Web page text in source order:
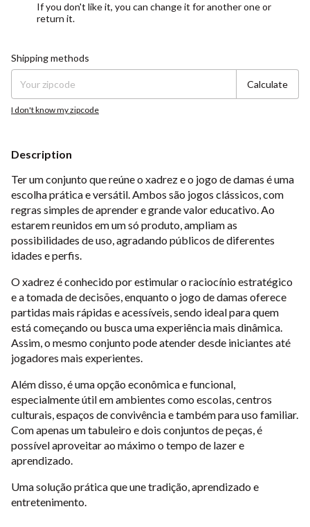
If you don't like it, you can change it for another one or
return it.
Shipping for zipcode:
Shipping methods
Calculate
I don't know my zipcode
Description
Ter um conjunto que reúne o xadrez e o jogo de damas é uma
escolha prática e versátil. Ambos são jogos clássicos, com
regras simples de aprender e grande valor educativo. Ao
estarem reunidos em um só produto, ampliam as
possibilidades de uso, agradando públicos de diferentes
idades e perfis.
O xadrez é conhecido por estimular o raciocínio estratégico
e a tomada de decisões, enquanto o jogo de damas oferece
partidas mais rápidas e acessíveis, sendo ideal para quem
está começando ou busca uma experiência mais dinâmica.
Assim, o mesmo conjunto pode atender desde iniciantes até
jogadores mais experientes.
Além disso, é uma opção econômica e funcional,
especialmente útil em ambientes como escolas, centros
culturais, espaços de convivência e também para uso familiar.
Com apenas um tabuleiro e dois conjuntos de peças, é
possível aproveitar ao máximo o tempo de lazer e
aprendizado.
Uma solução prática que une tradição, aprendizado e
entretenimento.